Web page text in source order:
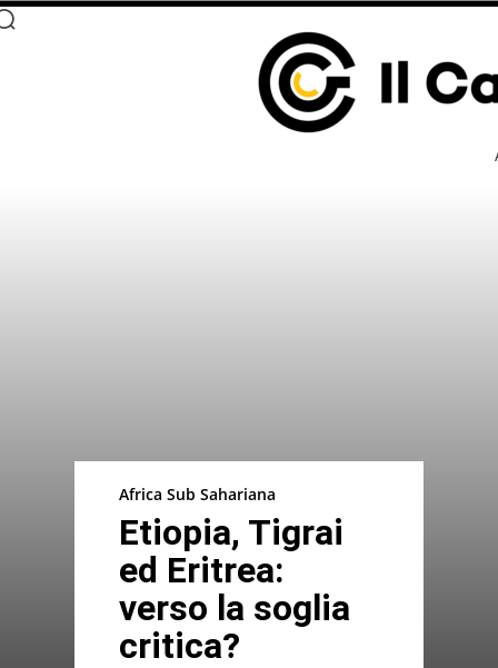
Africa Sub Sahariana
Etiopia, Tigrai
ed Eritrea:
verso la soglia
critica?